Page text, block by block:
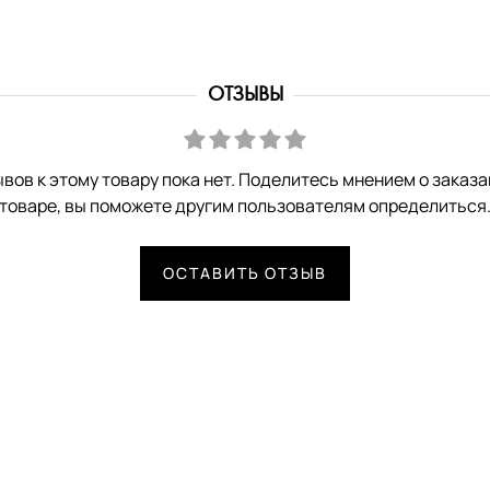
ОТЗЫВЫ
к этому товару пока нет. Поделитесь мнением о
товаре, вы поможете другим пользователям определиться.
ОСТАВИТЬ ОТЗЫВ